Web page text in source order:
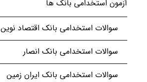
آزمون استخدامی بانک ها
سوالات استخدامی بانک اقتصاد نوین
سوالات استخدامی بانک انصار
سوالات استخدامی بانک ایران زمین